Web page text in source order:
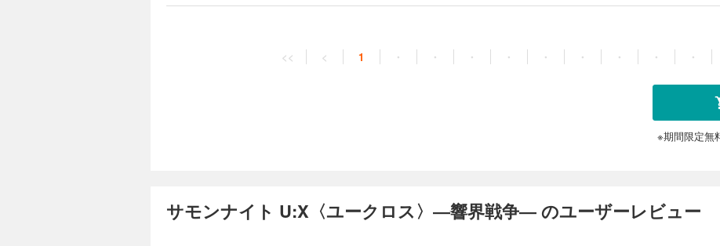
<< < 1 ・ ・ ・ ・ ・ ・ ・ ・ ・
※期間限定無
サモンナイト U:X〈ユークロス〉―響界戦争― のユーザーレビュー